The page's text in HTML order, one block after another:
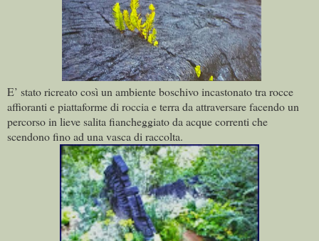
E’ stato ricreato così un ambiente boschivo incastonato tra rocce
affioranti e piattaforme di roccia e terra da attraversare facendo un
percorso in lieve salita fiancheggiato da acque correnti che
scendono fino ad una vasca di raccolta.